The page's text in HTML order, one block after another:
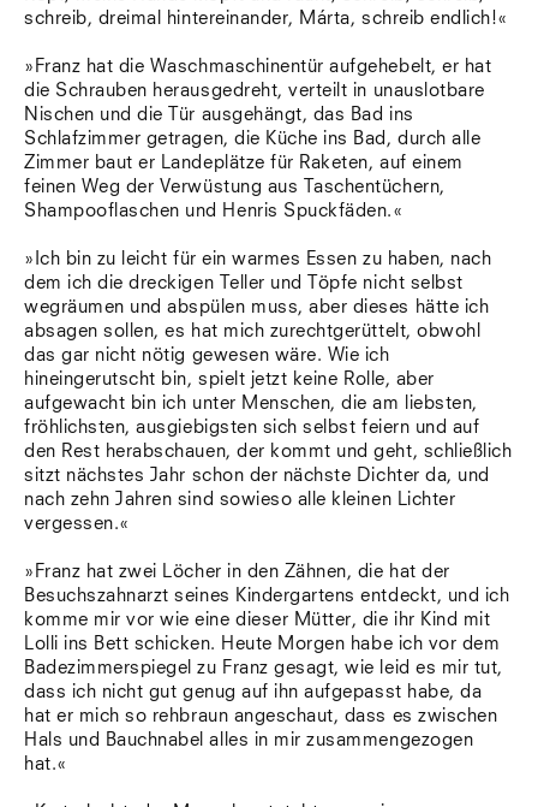
schreib, dreimal hintereinander, Márta, schreib endlich!«
»Franz hat die Waschmaschinentür aufgehebelt, er hat
die Schrauben herausgedreht, verteilt in unauslotbare
Nischen und die Tür ausgehängt, das Bad ins
Schlafzimmer getragen, die Küche ins Bad, durch alle
Zimmer baut er Landeplätze für Raketen, auf einem
feinen Weg der Verwüstung aus Taschentüchern,
Shampooflaschen und Henris Spuckfäden.«
»Ich bin zu leicht für ein warmes Essen zu haben, nach
dem ich die dreckigen Teller und Töpfe nicht selbst
wegräumen und abspülen muss, aber dieses hätte ich
absagen sollen, es hat mich zurechtgerüttelt, obwohl
das gar nicht nötig gewesen wäre. Wie ich
hineingerutscht bin, spielt jetzt keine Rolle, aber
aufgewacht bin ich unter Menschen, die am liebsten,
fröhlichsten, ausgiebigsten sich selbst feiern und auf
den Rest herabschauen, der kommt und geht, schließlich
sitzt nächstes Jahr schon der nächste Dichter da, und
nach zehn Jahren sind sowieso alle kleinen Lichter
vergessen.«
»Franz hat zwei Löcher in den Zähnen, die hat der
Besuchszahnarzt seines Kindergartens entdeckt, und ich
komme mir vor wie eine dieser Mütter, die ihr Kind mit
Lolli ins Bett schicken. Heute Morgen habe ich vor dem
Badezimmerspiegel zu Franz gesagt, wie leid es mir tut,
dass ich nicht gut genug auf ihn aufgepasst habe, da
hat er mich so rehbraun angeschaut, dass es zwischen
Hals und Bauchnabel alles in mir zusammengezogen
hat.«